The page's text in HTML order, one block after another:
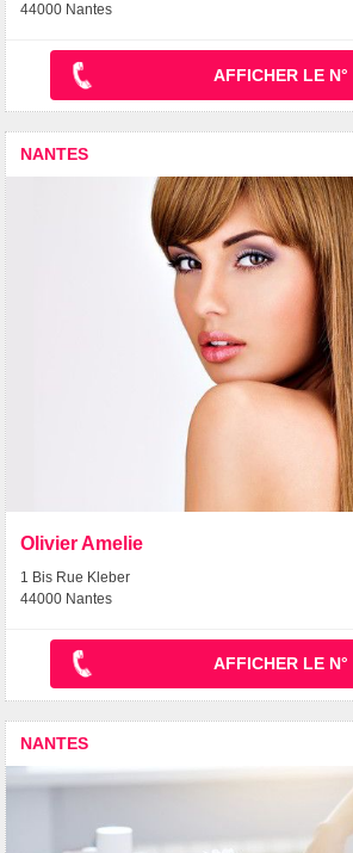
44000 Nantes
AFFICHER LE N°
NANTES
Olivier Amelie
1 Bis Rue Kleber
44000 Nantes
AFFICHER LE N°
NANTES